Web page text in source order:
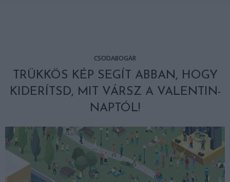
CSODABOGÁR
TRÜKKÖS KÉP SEGÍT ABBAN, HOGY
KIDERÍTSD, MIT VÁRSZ A VALENTIN-
NAPTÓL!